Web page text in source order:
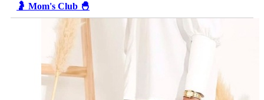
🤰 Mom's Club 🐣